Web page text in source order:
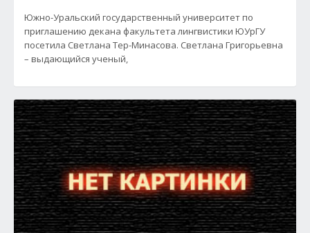
Южно-Уральский государственный университет по
приглашению декана факультета лингвистики ЮУрГУ
посетила Светлана Тер-Минасова. Светлана Григорьевна
– выдающийся ученый,